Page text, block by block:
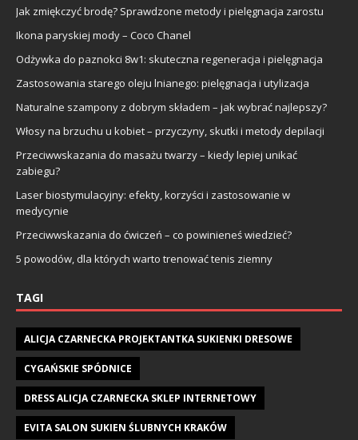
Jak zmiękczyć brodę? Sprawdzone metody i pielęgnacja zarostu
Ikona paryskiej mody – Coco Chanel
Odżywka do paznokci 8w1: skuteczna regeneracja i pielęgnacja
Zastosowania starego oleju lnianego: pielęgnacja i utylizacja
Naturalne szampony z dobrym składem – jak wybrać najlepszy?
Włosy na brzuchu u kobiet – przyczyny, skutki i metody depilacji
Przeciwwskazania do masażu twarzy – kiedy lepiej unikać
zabiegu?
Laser biostymulacyjny: efekty, korzyści i zastosowanie w
medycynie
Przeciwwskazania do ćwiczeń – co powinieneś wiedzieć?
5 powodów, dla których warto trenować tenis ziemny
TAGI
ALICJA CZARNECKA PROJEKTANTKA SUKIENKI DRESOWE
CYGAŃSKIE SPÓDNICE
DRESS ALICJA CZARNECKA SKLEP INTERNETOWY
EVITA SALON SUKIEN ŚLUBNYCH KRAKÓW